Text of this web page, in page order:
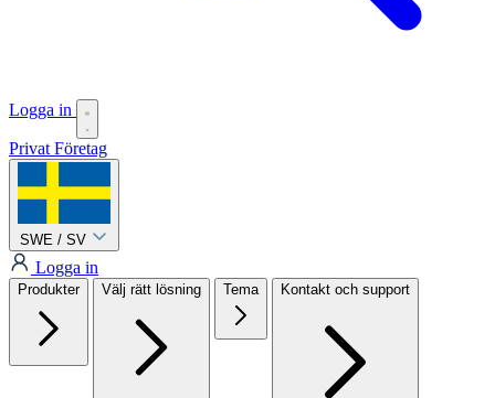
Logga in
Privat Företag
SWE / SV
Logga in
Produkter Välj rätt lösning Tema Kontakt och support